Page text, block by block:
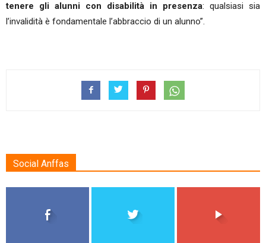
tenere gli alunni con disabilità in presenza: qualsiasi sia
l’invalidità è fondamentale l’abbraccio di un alunno”.
Social Anffas